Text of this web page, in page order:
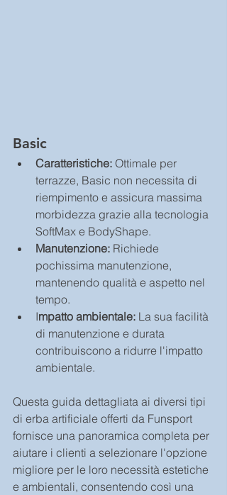
Basic
Caratteristiche: Ottimale per
terrazze, Basic non necessita di
riempimento e assicura massima
morbidezza grazie alla tecnologia
SoftMax e BodyShape.
Manutenzione: Richiede
pochissima manutenzione,
mantenendo qualità e aspetto nel
tempo.
Impatto ambientale: La sua facilità
di manutenzione e durata
contribuiscono a ridurre l'impatto
ambientale.
Questa guida dettagliata ai diversi tipi
di erba artificiale offerti da Funsport
fornisce una panoramica completa per
aiutare i clienti a selezionare l'opzione
migliore per le loro necessità estetiche
e ambientali, consentendo così una